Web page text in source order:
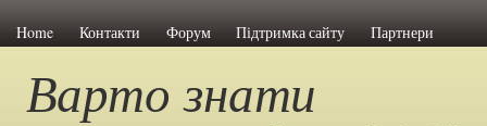
Home Контакти Форум Підтримка сайту Партнери
Варто знати